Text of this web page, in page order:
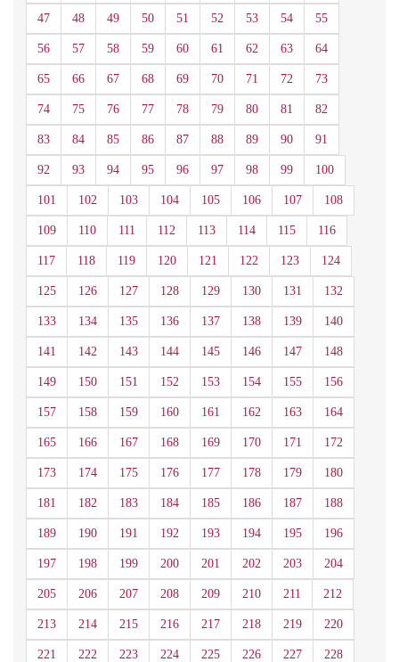
47 48 49 50 51 52 53 54 55
56 57 58 59 60 61 62 63 64
65 66 67 68 69 70 71 72 73
74 75 76 77 78 79 80 81 82
83 84 85 86 87 88 89 90 91
92 93 94 95 96 97 98 99 100
101 102 103 104 105 106 107 108
109 110 111 112 113 114 115 116
117 118 119 120 121 122 123 124
125 126 127 128 129 130 131 132
133 134 135 136 137 138 139 140
141 142 143 144 145 146 147 148
149 150 151 152 153 154 155 156
157 158 159 160 161 162 163 164
165 166 167 168 169 170 171 172
173 174 175 176 177 178 179 180
181 182 183 184 185 186 187 188
189 190 191 192 193 194 195 196
197 198 199 200 201 202 203 204
205 206 207 208 209 210 211 212
213 214 215 216 217 218 219 220
221 222 223 224 225 226 227 228